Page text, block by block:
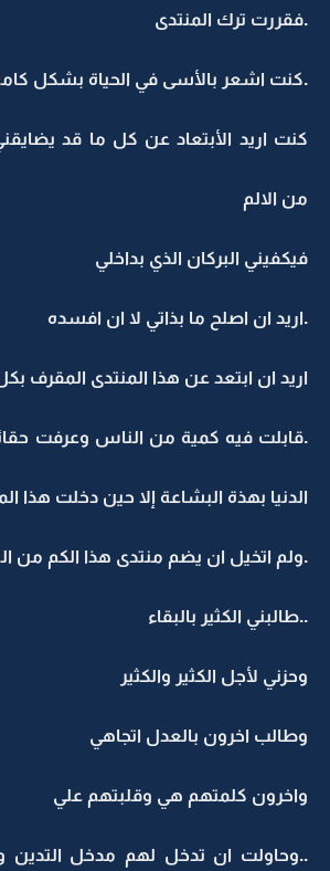
.فقررت ترك المنتدى
.كنت اشعر بالأسى في الحياة بشكل
كنت اريد الأبتعاد عن كل ما قد
من الالم
فيكفيني البركان الذي بداخلي
.اريد ان اصلح ما بذاتي لا ان افسده
اريد ان ابتعد عن هذا المنتدى المقرف
.قابلت فيه كمية من الناس وعرفت
الدنيا بهذة البشاعة إلا حين دخلت هذا
.ولم اتخيل ان يضم منتدى هذا الكم من
..طالبني الكثير بالبقاء
وحزني لأجل الكثير والكثير
وطالب اخرون بالعدل اتجاهي
واخرون كلمتهم هي وقلبتهم علي
..وحاولت ان تدخل لهم مدخل التدين